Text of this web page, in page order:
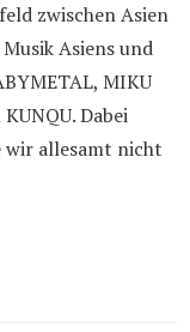
zwischen Asien
Asiens und
MIKU
Dabei
wir allesamt nicht